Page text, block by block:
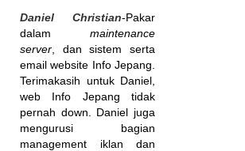
Daniel Christian-Pakar
dalam maintenance
server , dan sistem serta
email website Info Jepang.
Terimakasih untuk Daniel,
web Info Jepang tidak
pernah down. Daniel juga
mengurusi bagian
management iklan dan